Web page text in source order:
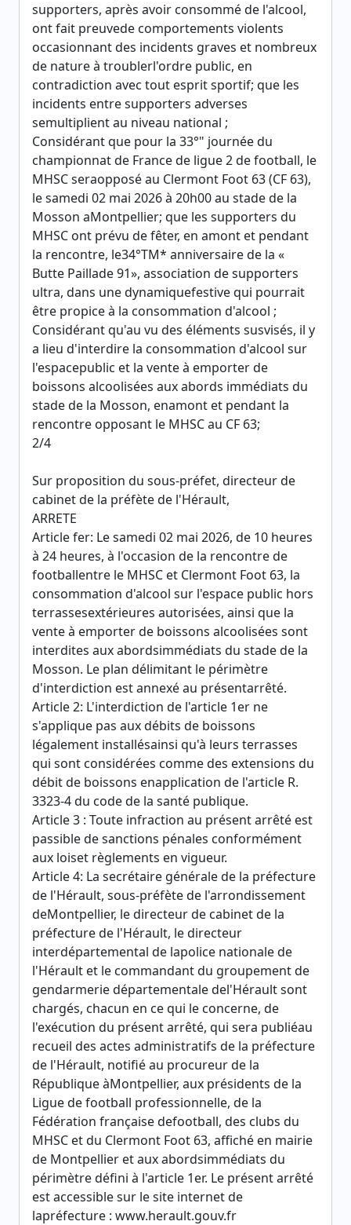
supporters, après avoir consommé de l'alcool,
ont fait preuvede comportements violents
occasionnant des incidents graves et nombreux
de nature à troublerl'ordre public, en
contradiction avec tout esprit sportif; que les
incidents entre supporters adverses
semultiplient au niveau national ;
Considérant que pour la 33°" journée du
championnat de France de ligue 2 de football, le
MHSC seraopposé au Clermont Foot 63 (CF 63),
le samedi 02 mai 2026 à 20h00 au stade de la
Mosson aMontpellier; que les supporters du
MHSC ont prévu de fêter, en amont et pendant
la rencontre, le34°TM* anniversaire de la «
Butte Paillade 91», association de supporters
ultra, dans une dynamiquefestive qui pourrait
être propice à la consommation d'alcool ;
Considérant qu'au vu des éléments susvisés, il y
a lieu d'interdire la consommation d'alcool sur
l'espacepublic et la vente à emporter de
boissons alcoolisées aux abords immédiats du
stade de la Mosson, enamont et pendant la
rencontre opposant le MHSC au CF 63;
2/4
Sur proposition du sous-préfet, directeur de
cabinet de la préfète de l'Hérault,
ARRETE
Article fer: Le samedi 02 mai 2026, de 10 heures
à 24 heures, à l'occasion de la rencontre de
footballentre le MHSC et Clermont Foot 63, la
consommation d'alcool sur l'espace public hors
terrassesextérieures autorisées, ainsi que la
vente à emporter de boissons alcoolisées sont
interdites aux abordsimmédiats du stade de la
Mosson. Le plan délimitant le périmètre
d'interdiction est annexé au présentarrêté.
Article 2: L'interdiction de l'article 1er ne
s'applique pas aux débits de boissons
légalement installésainsi qu'à leurs terrasses
qui sont considérées comme des extensions du
débit de boissons enapplication de l'article R.
3323-4 du code de la santé publique.
Article 3 : Toute infraction au présent arrêté est
passible de sanctions pénales conformément
aux loiset règlements en vigueur.
Article 4: La secrétaire générale de la préfecture
de l'Hérault, sous-préfète de l'arrondissement
deMontpellier, le directeur de cabinet de la
préfecture de l'Hérault, le directeur
interdépartemental de lapolice nationale de
l'Hérault et le commandant du groupement de
gendarmerie départementale del'Hérault sont
chargés, chacun en ce qui le concerne, de
l'exécution du présent arrêté, qui sera publiéau
recueil des actes administratifs de la préfecture
de l'Hérault, notifié au procureur de la
République àMontpellier, aux présidents de la
Ligue de football professionnelle, de la
Fédération française defootball, des clubs du
MHSC et du Clermont Foot 63, affiché en mairie
de Montpellier et aux abordsimmédiats du
périmètre défini à l'article 1er. Le présent arrêté
est accessible sur le site internet de
lapréfecture : www.herault.gouv.fr